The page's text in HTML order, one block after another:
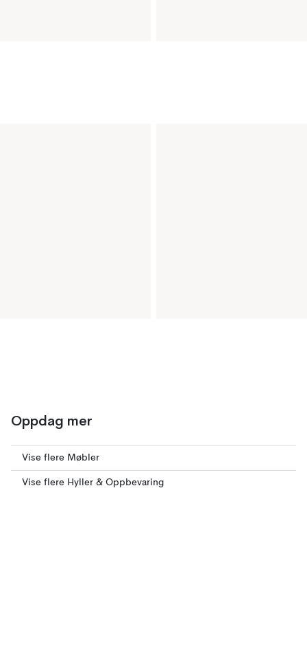
Oppdag mer
Vise flere Møbler
Vise flere Hyller & Oppbevaring